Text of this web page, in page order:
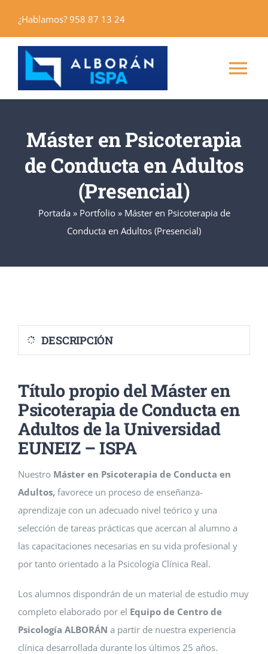
contenido
¿Hablamos? 958 87 13 24
Máster
Alborán Editores
Conócenos
Contacto
Máster en Psicoterapia
de Conducta en Adultos
(Presencial)
Portada » Portfolio» Máster en Psicoterapia de
Conducta en Adultos (Presencial)
DESCRIPCIÓN
Título propio del Máster en
Psicoterapia de Conducta en
Adultos de la Universidad
EUNEIZ – ISPA
Nuestro Máster en Psicoterapia de Conducta en
Adultos, favorece un proceso de enseñanza-
aprendizaje con un adecuado nivel teórico y una
selección de tareas prácticas que acercan al alumno a
las capacitaciones necesarias en su vida profesional y
por tanto orientado a la Psicología Clínica Real.
Los alumnos dispondrán de un material de estudio muy
completo elaborado por el Equipo de Centro de
Psicología ALBORÁN a partir de nuestra experiencia
clínica desarrollada durante los últimos 25 años.